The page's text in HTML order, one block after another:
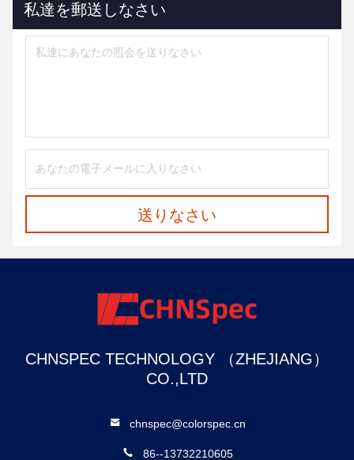
私達を郵送しなさい
送りなさい
CHNSPEC TECHNOLOGY （ZHEJIANG）
CO.,LTD
chnspec@colorspec.cn
86--13732210605